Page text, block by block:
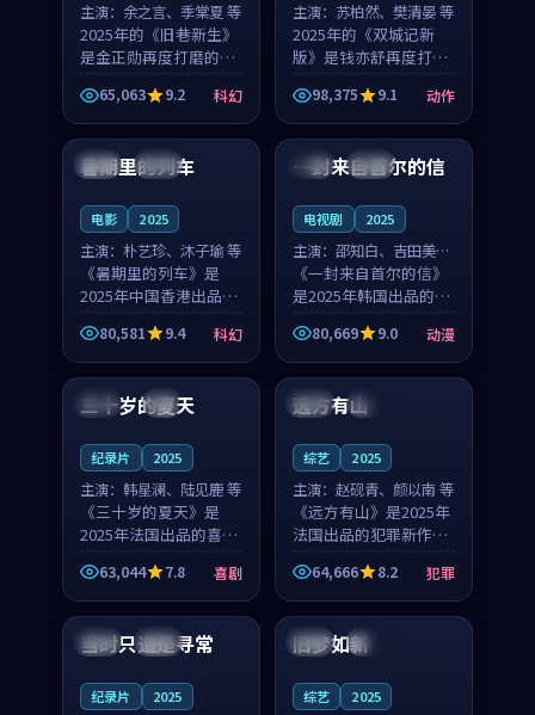
主演： 余之言、季棠夏 等
2025年的《旧巷新生》
是金正勋再度打磨的科
幻佳作。英国的取景与
雨夜物语的氛围相互成
就，余之言与季棠夏的
对手戏自然克制，让整
部影片在悬念与温度
65,063 9.2 科幻
主演： 苏柏然、樊清晏 等
2025年的《双城记新
版》是钱亦舒再度打磨
的动作佳作。中国大陆
的取景与沙漠探险的氛
围相互成就，苏柏然与
樊清晏的对手戏自然克
制，让整部影片在悬念
98,375 9.1 动作
中国 杜比
暑期里的列车
电影 2025
主演： 朴艺珍、沐子瑜 等
《暑期里的列车》是
2025年中国香港出品的
科幻新作，主创团队希
望用城市夜归人的故事
让观众停下来想一想。
朴艺珍领衔，沐子瑜担
任重要角色，郑书延的
80,581 9.4 科幻
韩国 热播
一封来自首尔的信
电视剧 2025
主演： 邵知白、吉田美琴
等
《一封来自首尔的信》
是2025年韩国出品的动
漫新作，主创团队希望
用高考往事的故事让观
众停下来想一想。邵知
重要角色，谢承南的
80,669 9.0 动漫
法国 4K
三十岁的夏天
纪录片 2025
主演： 韩星澜、陆见鹿 等
《三十岁的夏天》是
2025年法国出品的喜剧
新作，主创团队希望用
深夜电台的故事让观众
停下来想一想。韩星澜
角色，山田纯一的叙事
63,044 7.8 喜剧
法国 独播
远方有山
综艺 2025
主演： 赵砚青、颜以南 等
《远方有山》是2025年
法国出品的犯罪新作，
主创团队希望用高校追
梦的故事让观众停下来
想一想。赵砚青领衔，
颜以南担任重要角色，
山田纯一的叙事节奏
64,666 8.2 犯罪
泰国 杜比
当时只道是寻常
纪录片 2025
中国 高分
旧梦如新
综艺 2025